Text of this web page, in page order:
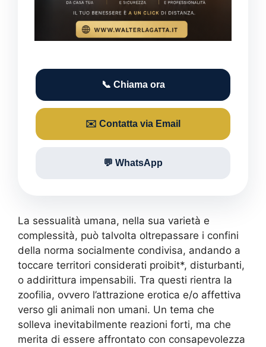
📞 Chiama ora
✉️ Contatta via Email
💬 WhatsApp
La sessualità umana, nella sua varietà e
complessità, può talvolta oltrepassare i confini
della norma socialmente condivisa, andando a
toccare territori considerati proibit*, disturbanti,
o addirittura impensabili. Tra questi rientra la
zoofilia, ovvero l’attrazione erotica e/o affettiva
verso gli animali non umani. Un tema che
solleva inevitabilmente reazioni forti, ma che
merita di essere affrontato con consapevolezza